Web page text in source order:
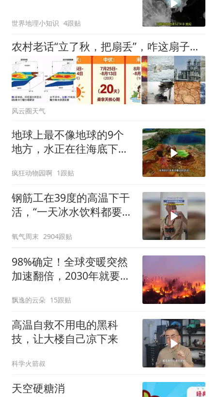
世界地理小知识 4跟贴
农村老话“立了秋，把扇丢”，咋这扇子不但丢不掉，还越扇越热？ 都立秋了咋还这么热？国家气候中心：8月多地还有超40度高温！
风云圈天气
地球上最不像地球的9个
地方，水正在往海底下面
里，往下流
疯狂动物园啊 1跟贴
钢筋工在39度的高温下干
活，“一天冰水饮料都要喝
根本没力气干活
氧气周末 2904跟贴
98%确定！全球变暖突然
加速翻倍，2030年就要突
飘逸的云朵 15跟贴
高温自救不用电的黑科
技，让大楼自己凉下来
科学火箭叔
天空硬糖消